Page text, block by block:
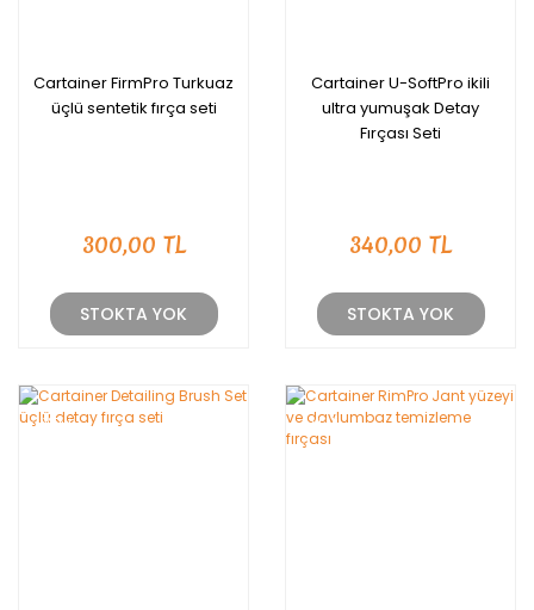
Cartainer FirmPro Turkuaz
üçlü sentetik fırça seti
300,00 TL
STOKTA YOK
Cartainer U-SoftPro ikili
ultra yumuşak Detay
Fırçası Seti
340,00 TL
STOKTA YOK
YENİ YENİ